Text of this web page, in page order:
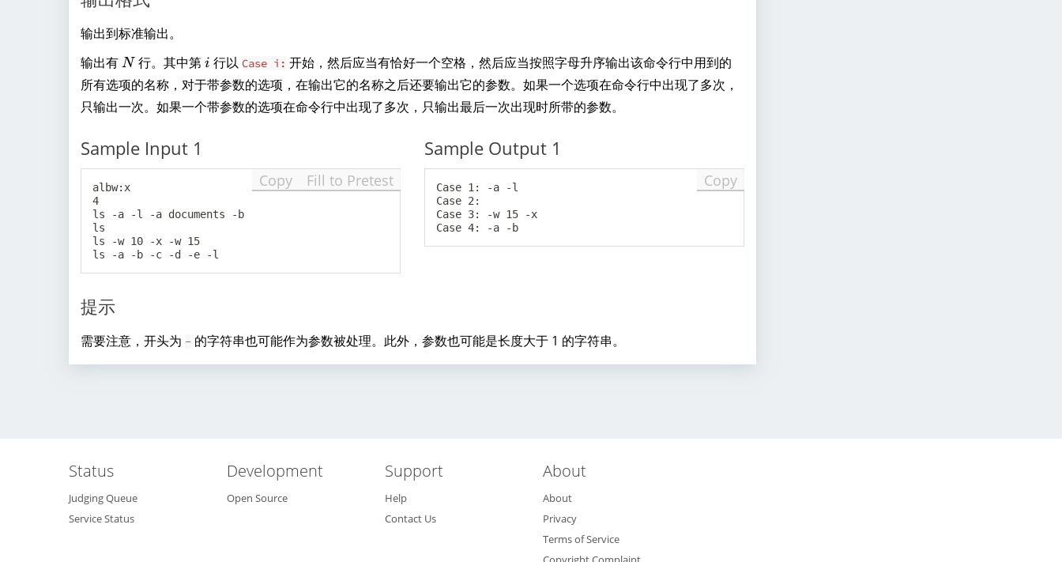
2
0
)
输出到标准输出。
输出有 N
N 行。其中第i
i 行以 Case i: 开始，然后应当有恰好一个空格，然后应当按照字母升序输出该命令行中用到的
所有选项的名称，对于带参数的选项，在输出它的名称之后还要输出它的参数。如果一个选项在命令行中出现了多次，
只输出一次。如果一个带参数的选项在命令行中出现了多次，只输出最后一次出现时所带的参数。
Sample Input 1
albw:x
4
ls -a -l -a documents -b
ls
ls -w 10 -x -w 15
Copy Fill to Pretest
Sample Output 1
Case 1: -a -l
Case 2:
Case 3: -w 15 -x
Copy
提示
需要注意，开头为 - 的字符串也可能作为参数被处理。此外，参数也可能是长度大于 1 的字符串。
Status
Judging Queue
Service Status
Development
Open Source
Support
Help
Contact Us
About
About
Privacy
Terms of Service